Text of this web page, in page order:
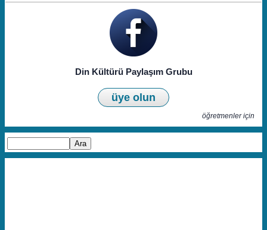
Din Kültürü Paylaşım Grubu
üye olun
öğretmenler için